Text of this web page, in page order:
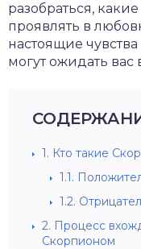
разобраться,
проявлять в
настоящие
могут ожидать вас
1. Кто такие
1.1.
1.2.
2. Процесс
Скорпионом